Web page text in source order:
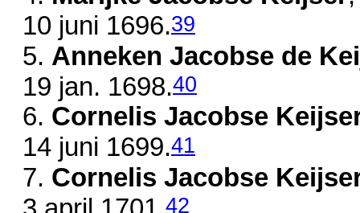
10 juni 1696.39
5. Anneken Jacobse de
19 jan. 1698.40
6. Cornelis Jacobse
14 juni 1699.41
7. Cornelis Jacobse
42